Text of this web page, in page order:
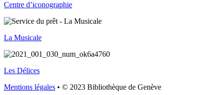
Centre d’iconographie
La Musicale
Les Délices
Mentions légales • © 2023 Bibliothèque de Genève